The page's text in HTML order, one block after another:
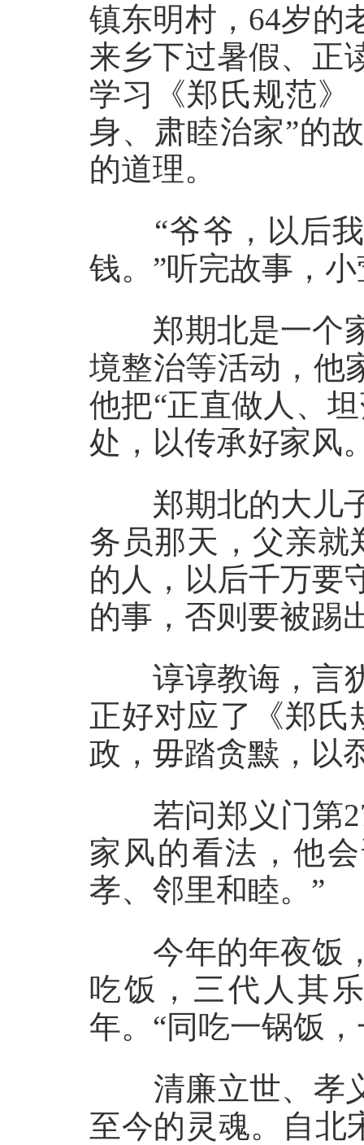
镇东明村，64岁的
来乡下过暑假、正
学习《郑氏规范》
身、肃睦治家”的
的道理。
“爷爷，以后我
钱。”听完故事，
郑期北是一个家
境整治等活动，他
他把“正直做人、
处，以传承好家风
郑期北的大儿子
务员那天，父亲就
的人，以后千万要
的事，否则要被踢
谆谆教诲，言犹
正好对应了《郑氏
政，毋踏贪黩，以
若问郑义门第27
家风的看法，他
孝、邻里和睦。”
今年的年夜饭，
吃饭，三代人其
年。“同吃一锅饭
清廉立世、孝义
至今的灵魂。自北